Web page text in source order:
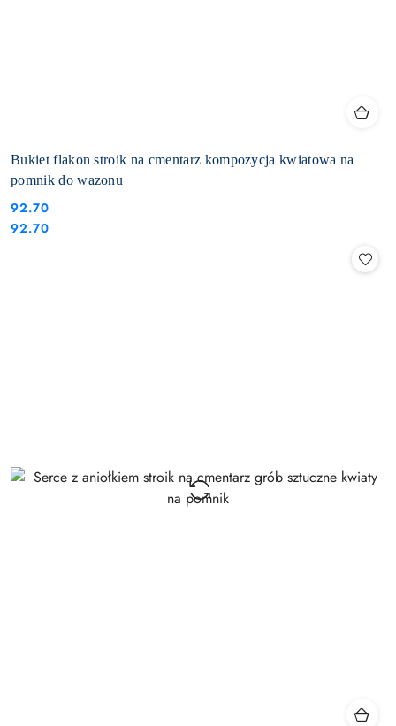
Bukiet flakon stroik na cmentarz kompozycja kwiatowa na
pomnik do wazonu
Cena:
92.70
Cena:
92.70